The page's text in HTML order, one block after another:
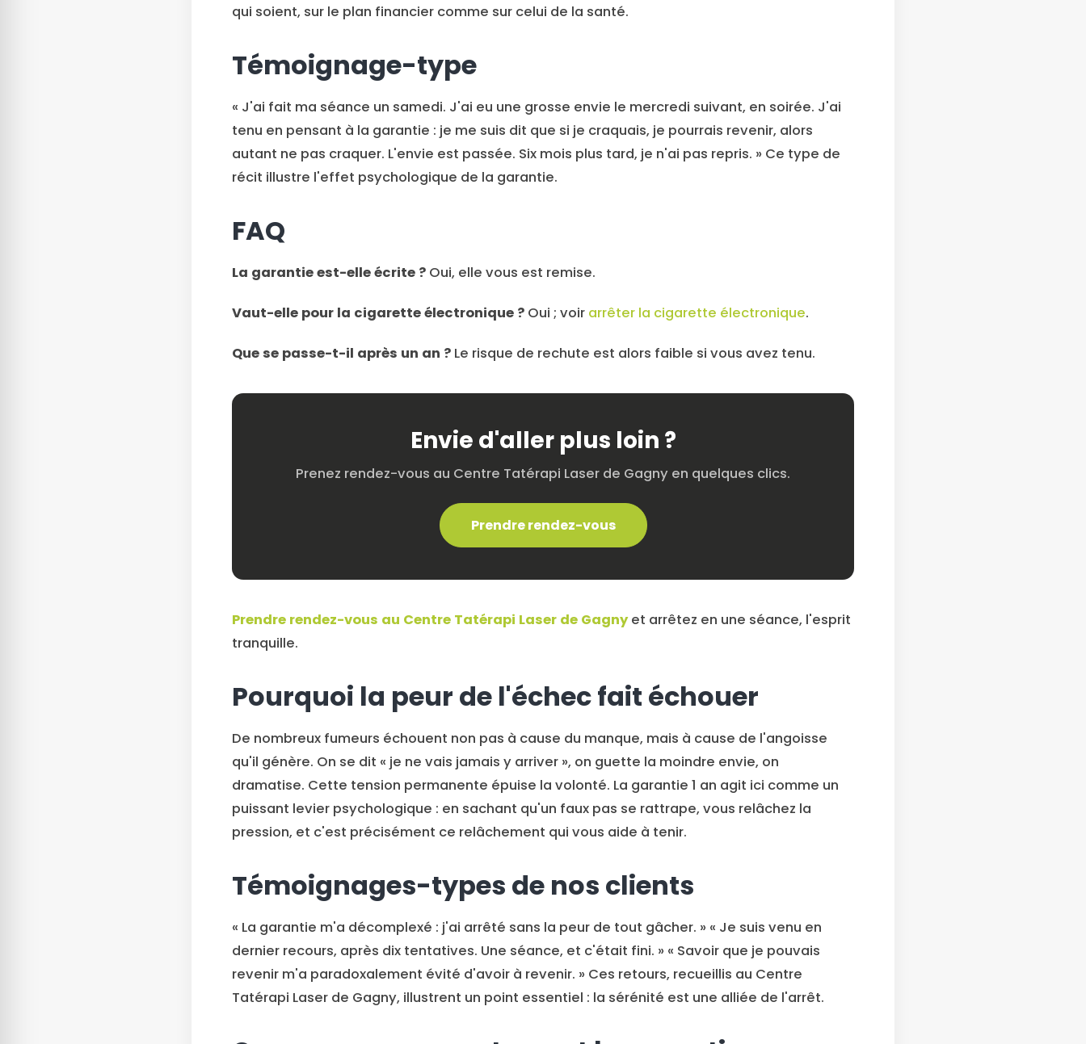
qui soient, sur le plan financier comme sur celui de la santé.
Témoignage-type
« J'ai fait ma séance un samedi. J'ai eu une grosse envie le mercredi suivant, en soirée. J'ai
tenu en pensant à la garantie : je me suis dit que si je craquais, je pourrais revenir, alors
autant ne pas craquer. L'envie est passée. Six mois plus tard, je n'ai pas repris. » Ce type de
récit illustre l'effet psychologique de la garantie.
FAQ
La garantie est-elle écrite ? Oui, elle vous est remise.
Vaut-elle pour la cigarette électronique ? Oui ; voir arrêter la cigarette électronique.
Que se passe-t-il après un an ? Le risque de rechute est alors faible si vous avez tenu.
Envie d'aller plus loin ?
Prenez rendez-vous au Centre Tatérapi Laser de Gagny en quelques clics.
Prendre rendez-vous
Prendre rendez-vous au Centre Tatérapi Laser de Gagnyet arrêtez en une séance, l'esprit
tranquille.
Pourquoi la peur de l'échec fait échouer
De nombreux fumeurs échouent non pas à cause du manque, mais à cause de l'angoisse
qu'il génère. On se dit « je ne vais jamais y arriver », on guette la moindre envie, on
dramatise. Cette tension permanente épuise la volonté. La garantie 1 an agit ici comme un
puissant levier psychologique : en sachant qu'un faux pas se rattrape, vous relâchez la
pression, et c'est précisément ce relâchement qui vous aide à tenir.
Témoignages-types de nos clients
« La garantie m'a décomplexé : j'ai arrêté sans la peur de tout gâcher. » « Je suis venu en
dernier recours, après dix tentatives. Une séance, et c'était fini. » « Savoir que je pouvais
revenir m'a paradoxalement évité d'avoir à revenir. » Ces retours, recueillis au Centre
Tatérapi Laser de Gagny, illustrent un point essentiel : la sérénité est une alliée de l'arrêt.